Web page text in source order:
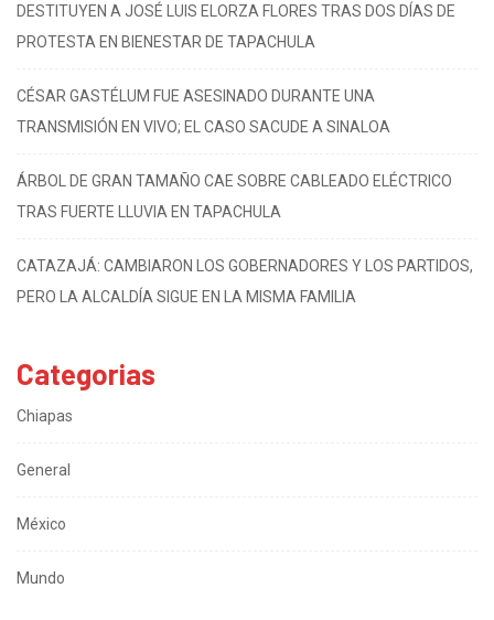
DESTITUYEN A JOSÉ LUIS ELORZA FLORES TRAS DOS DÍAS DE
PROTESTA EN BIENESTAR DE TAPACHULA
CÉSAR GASTÉLUM FUE ASESINADO DURANTE UNA
TRANSMISIÓN EN VIVO; EL CASO SACUDE A SINALOA
ÁRBOL DE GRAN TAMAÑO CAE SOBRE CABLEADO ELÉCTRICO
TRAS FUERTE LLUVIA EN TAPACHULA
CATAZAJÁ: CAMBIARON LOS GOBERNADORES Y LOS PARTIDOS,
PERO LA ALCALDÍA SIGUE EN LA MISMA FAMILIA
Categorias
Chiapas
General
México
Mundo